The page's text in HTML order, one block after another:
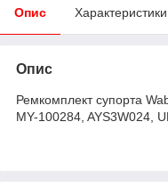
Опис Характеристики
Опис
Ремкомплект супорта
MY-100284, AYS3W024,